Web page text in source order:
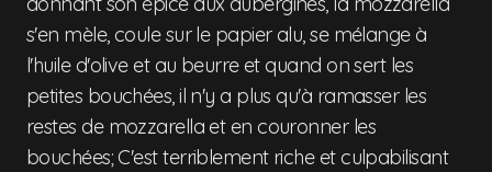
s'en mèle, coule sur le papier alu, se mélange à
l'huile d'olive et au beurre et quand on sert les
petites bouchées, il n'y a plus qu'à ramasser les
restes de mozzarella et en couronner les
bouchées; C'est terriblement riche et culpabilisant